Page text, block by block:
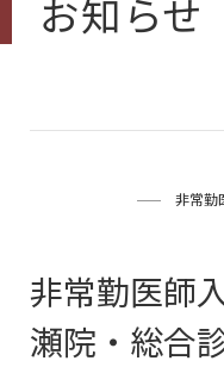
お知らせ
非常勤
非常勤医師
瀬院・総合